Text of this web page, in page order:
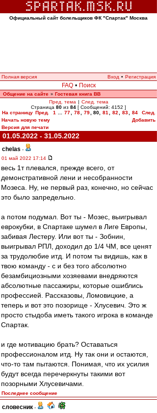
Официальный сайт болельщиков ФК "Спартак" Москва
Полная версия Вход • Регистрация
FAQ • Поиск
Общение на сайте » Гостевая книга ВВ
Пред. тема | След. тема
Страница 80 из 84 [ Сообщений: 4152 ]
На страницу Пред. 1 77 78 79 80, 81 82 83 84
След.
Начать новую тему
Добавить
Версия для печати
01.05.2022 - 31.05.2022
chelas -
01 май 2022 17:14
весь 1т плевался, прежде всего, от
демонстративной лени и несобранности
Мозеса. Ну, не первый раз, конечно, но сейчас
это было запредельно.
а потом подумал. Вот ты - Мозес, выигрывал
еврокубки, в Спартаке шумел в Лиге Европы,
забивая Лестеру. Или вот ты - Зобнин,
выигрывал РПЛ, доходил до 1/4 ЧМ, все ценят
за трудолюбие итд. И потом ты видишь, как в
твою команду - с и без того абсолютно
безамбициозными хозяевами внедряются
абсолютные пассажиры, которые ошиблись
профессией. Рассказовы, Ломовицкие, а
теперь и вот это позорище - Хлусевич. Это ж
просто стыдоба иметь такого игрока в команде
Спартак.
и где мотивацию брать? Оставаться
профессионалом итд. Ну так они и остаются,
что-то там пытаются. Понимая, что их усилия
будут всегда перечеркнуты такими вот
позорными Хлусевичами.
Последнее сообщение
словесник -